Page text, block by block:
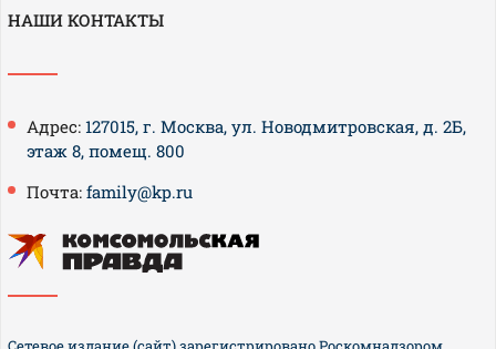
НАШИ КОНТАКТЫ
Адрес: 127015, г. Москва, ул. Новодмитровская, д. 2Б,
этаж 8, помещ. 800
Почта: family@kp.ru